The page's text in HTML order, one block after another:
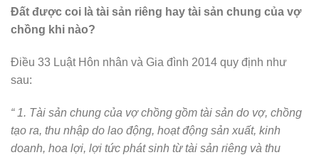
Đất được coi là tài sản riêng hay tài sản chung của vợ
chồng khi nào?
Điều 33 Luật Hôn nhân và Gia đình 2014 quy định như
sau:
“ 1. Tài sản chung của vợ chồng gồm tài sản do vợ, chồng
tạo ra, thu nhập do lao động, hoạt động sản xuất, kinh
doanh, hoa lợi, lợi tức phát sinh từ tài sản riêng và thu